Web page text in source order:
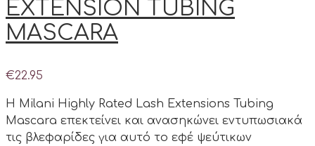
EXTENSION TUBING
MASCARA
€22.95
Η Milani Highly Rated Lash Extensions Tubing
Mascara επεκτείνει και ανασηκώνει εντυπωσιακά
τις βλεφαρίδες για αυτό το εφέ ψεύτικων